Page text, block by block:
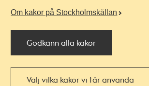
Om kakor på Stockholmskällan
Godkänn alla kakor
Välj vilka kakor vi får använda